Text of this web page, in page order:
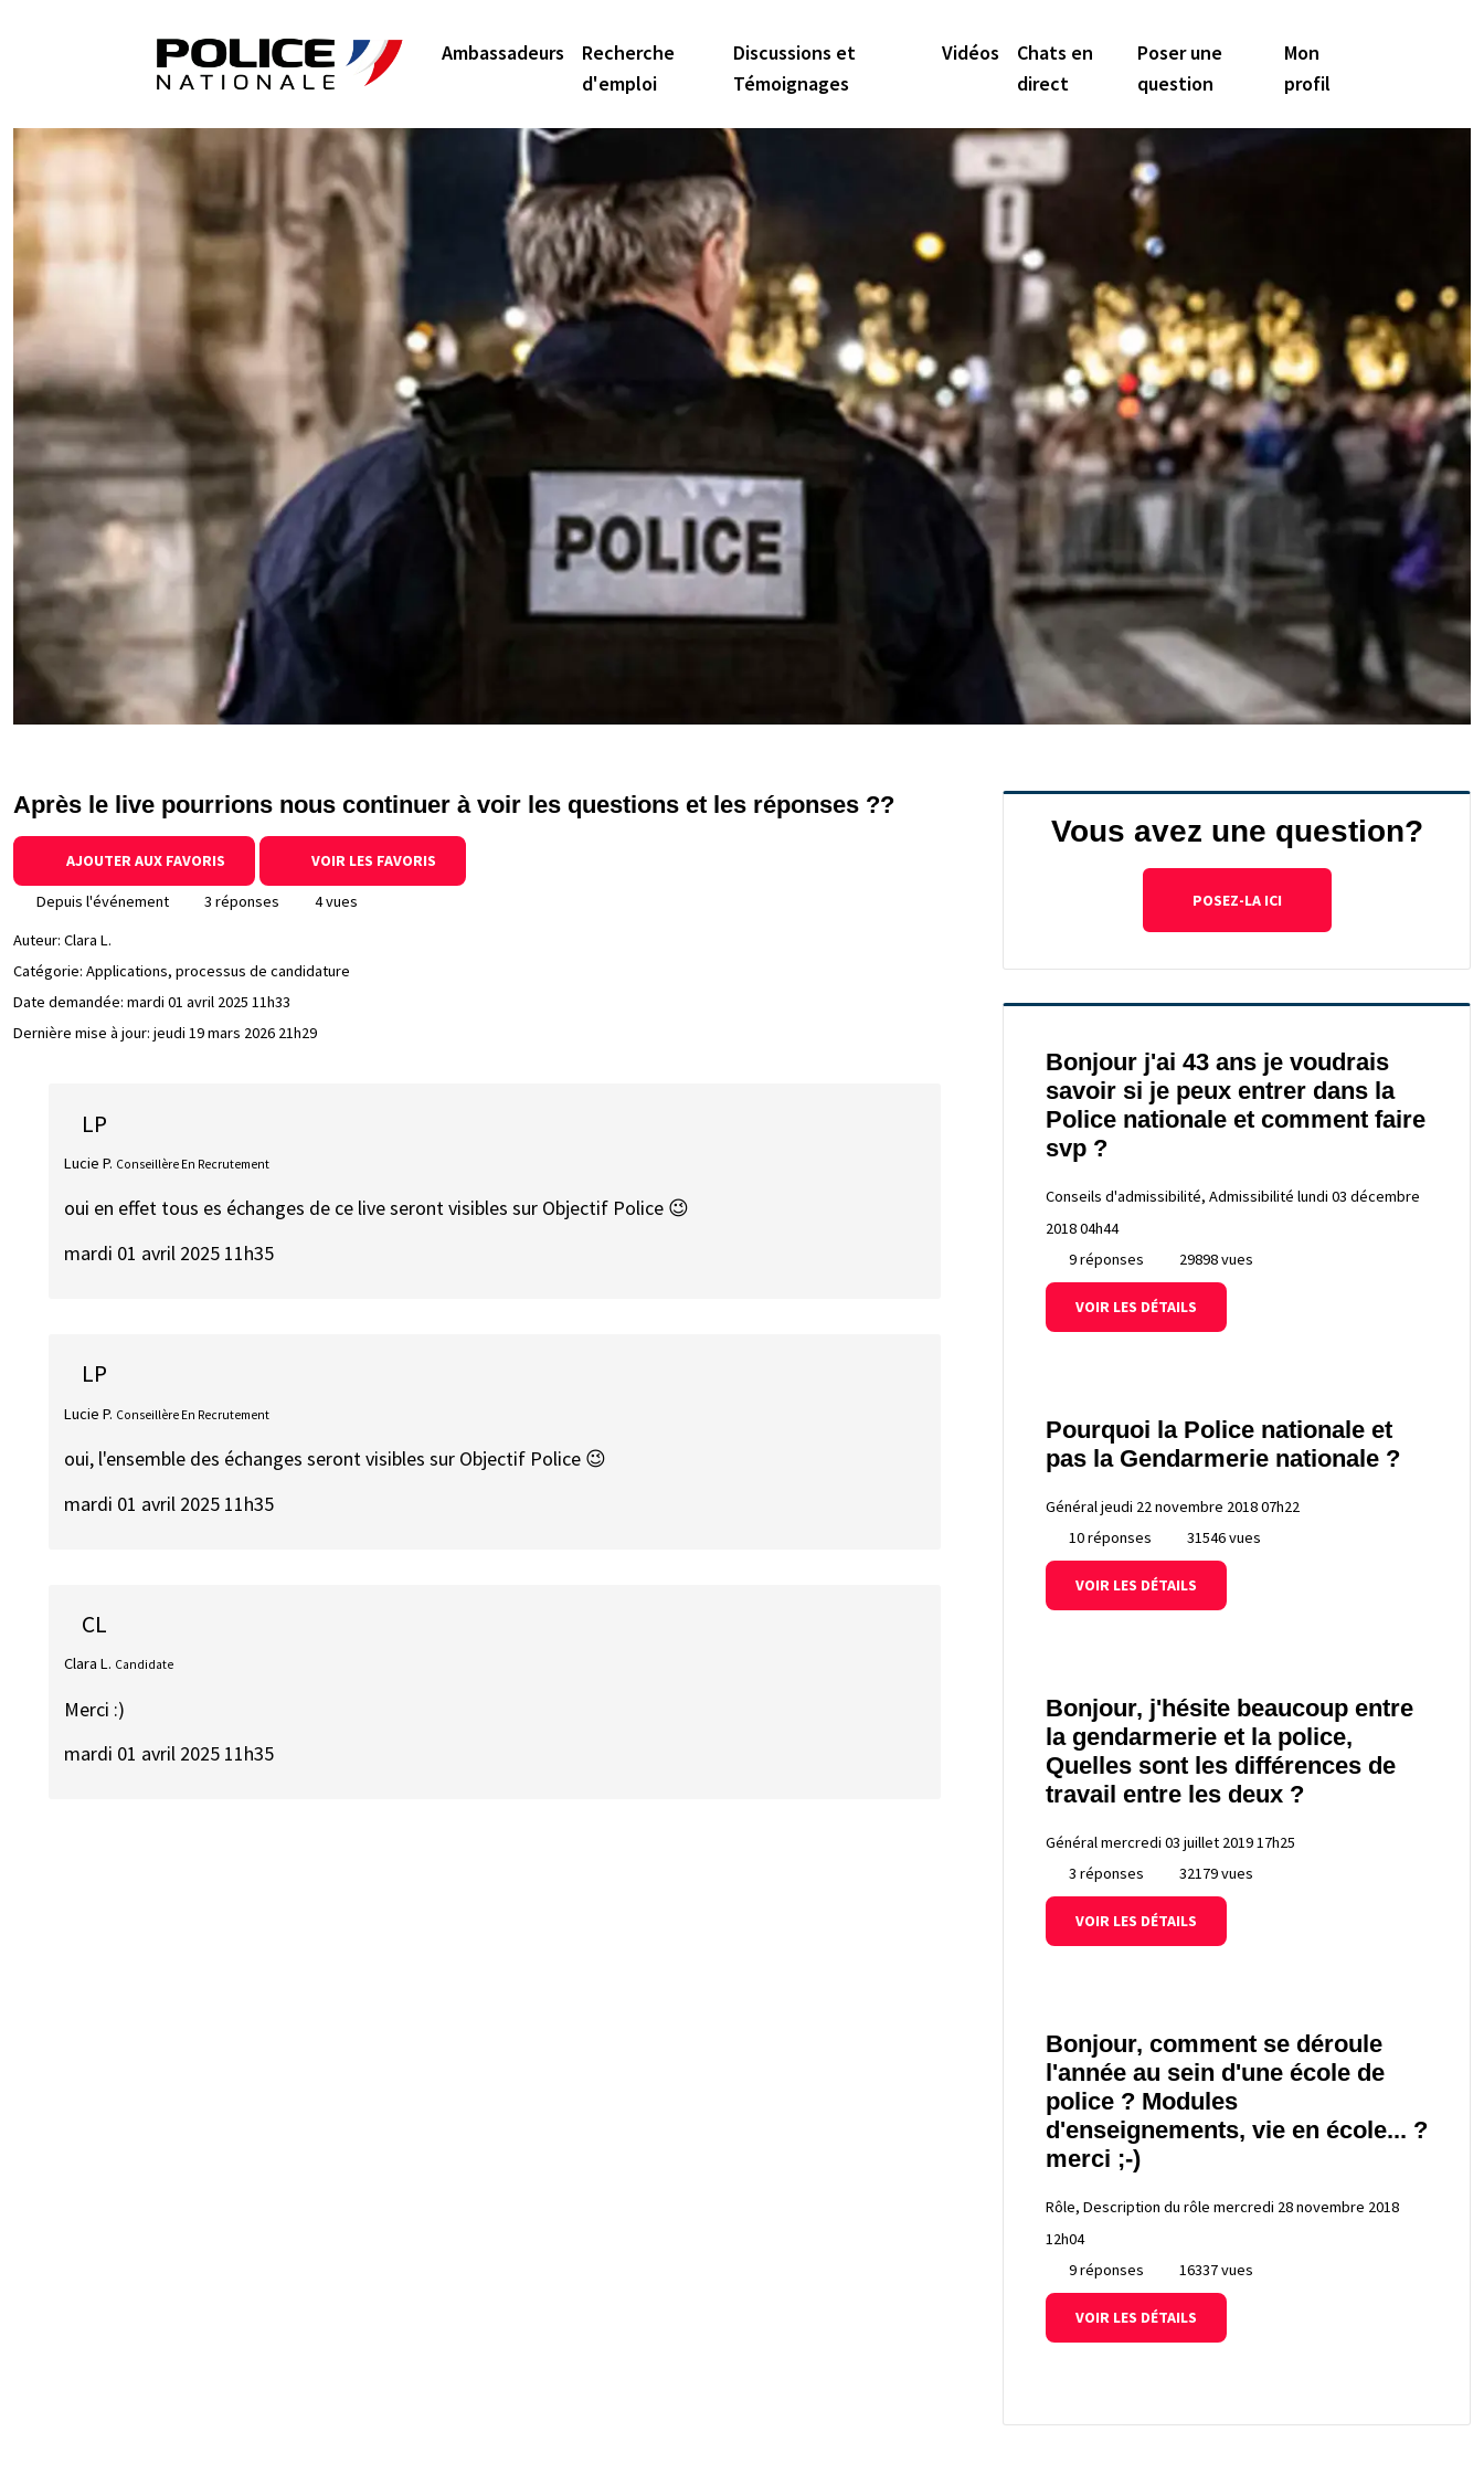
Ambassadeurs
Recherche
d'emploi
Discussions et
Témoignages
Vidéos
Chats en
direct
Poser une
question
Mon
profil
Après le live pourrions nous continuer à voir les questions et les réponses ??
AJOUTER AUX FAVORIS VOIR LES FAVORIS
Depuis l'événement 3 réponses
4 vues
Auteur: Clara L.
Catégorie: Applications, processus de candidature
Date demandée: mardi 01 avril 2025 11h33
Dernière mise à jour: jeudi 19 mars 2026 21h29
LP
Lucie P. Conseillère En Recrutement
oui en effet tous es échanges de ce live seront visibles sur Objectif Police 😉
mardi 01 avril 2025 11h35
LP
Lucie P. Conseillère En Recrutement
oui, l'ensemble des échanges seront visibles sur Objectif Police 😉
mardi 01 avril 2025 11h35
CL
Clara L. Candidate
Merci :)
mardi 01 avril 2025 11h35
Vous avez une question?
POSEZ-LA ICI
Bonjour j'ai 43 ans je voudrais
savoir si je peux entrer dans la
Police nationale et comment faire
svp ?
Conseils d'admissibilité, Admissibilité lundi 03 décembre
2018 04h44
9 réponses
29898 vues
VOIR LES DÉTAILS
Pourquoi la Police nationale et
pas la Gendarmerie nationale ?
Généraljeudi 22 novembre 2018 07h22
10 réponses
31546 vues
VOIR LES DÉTAILS
Bonjour, j'hésite beaucoup entre
la gendarmerie et la police,
Quelles sont les différences de
travail entre les deux ?
Généralmercredi 03 juillet 2019 17h25
3 réponses
32179 vues
VOIR LES DÉTAILS
Bonjour, comment se déroule
l'année au sein d'une école de
police ? Modules
d'enseignements, vie en école... ?
merci ;-)
Rôle, Description du rôle mercredi 28 novembre 2018
12h04
9 réponses
16337 vues
VOIR LES DÉTAILS